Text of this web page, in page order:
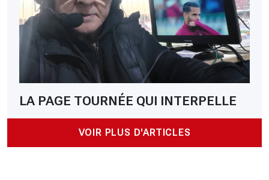
LA PAGE TOURNÉE QUI INTERPELLE
VOIR PLUS D'ARTICLES